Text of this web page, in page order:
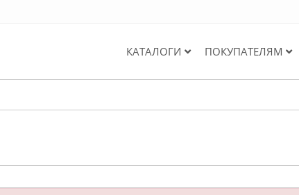
КАТАЛОГИ ПОКУПАТЕЛЯМ